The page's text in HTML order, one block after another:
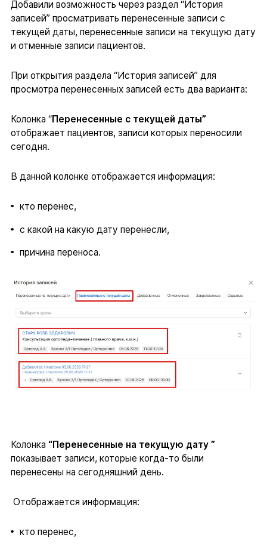
Добавили возможность через раздел “История
записей” просматривать перенесенные записи с
текущей даты, перенесенные записи на текущую дату
и отменные записи пациентов.
При открытия раздела “История записей” для
просмотра перенесенных записей есть два варианта:
Колонка “Перенесенные c текущей даты”
отображает пациентов, записи которых переносили
сегодня.
В данной колонке отображается информация:
кто перенес,
с какой на какую дату перенесли,
причина переноса.
Колонка “Перенесенные на текущую дату ”
показывает записи, которые когда-то были
перенесены на сегодняшний день.
Отображается информация:
кто перенес,